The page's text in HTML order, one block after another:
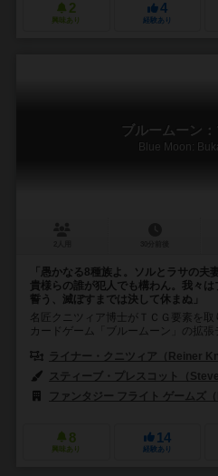
2
興味あり
4
経験あり
ブルームーン
Blue Moon:
「愚かなる8種族よ。ソルとラサの
貴様らの誰が犯人でも構わん。我々
誓う、滅ぼすまでは決して休まぬ」
名匠クニツィア博士がＴＣＧ要素を取
カードゲーム「ブルームーン」の拡張
ライナー・クニツィア（Reiner
スティーブ・プレスコット（
ファンタジー フライト ゲームズ
8
興味あり
14
経験あり